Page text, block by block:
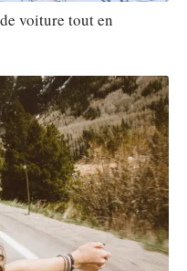
voiture tout en